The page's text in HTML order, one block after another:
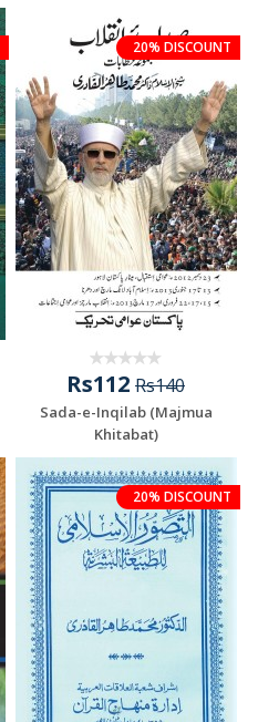
20% DISCOUNT
Rs112 Rs140
Sada-e-Inqilab (Majmua
Khitabat)
20% DISCOUNT